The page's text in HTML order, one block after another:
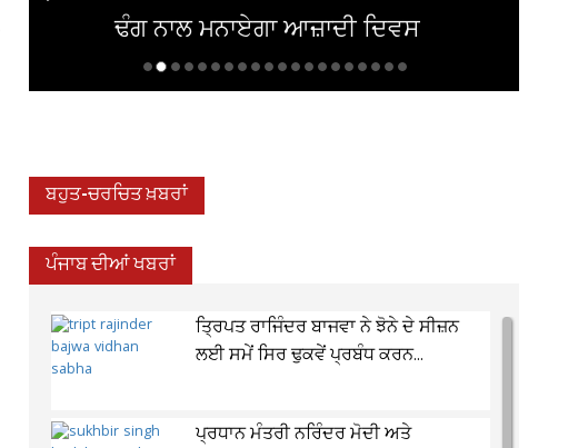
ਢੰਗ ਨਾਲ ਮਨਾਏਗਾ ਆਜ਼ਾਦੀ ਦਿਵਸ
ਬਹੁਤ-ਚਰਚਿਤ ਖ਼ਬਰਾਂ
ਪੰਜਾਬ ਦੀਆਂ ਖਬਰਾਂ
ਤ੍ਰਿਪਤ ਰਾਜਿੰਦਰ ਬਾਜਵਾ ਨੇ ਝੋਨੇ ਦੇ ਸੀਜ਼ਨ
ਲਈ ਸਮੇਂ ਸਿਰ ਢੁਕਵੇਂ ਪ੍ਰਬੰਧ ਕਰਨ...
ਪ੍ਰਧਾਨ ਮੰਤਰੀ ਨਰਿੰਦਰ ਮੋਦੀ ਅਤੇ